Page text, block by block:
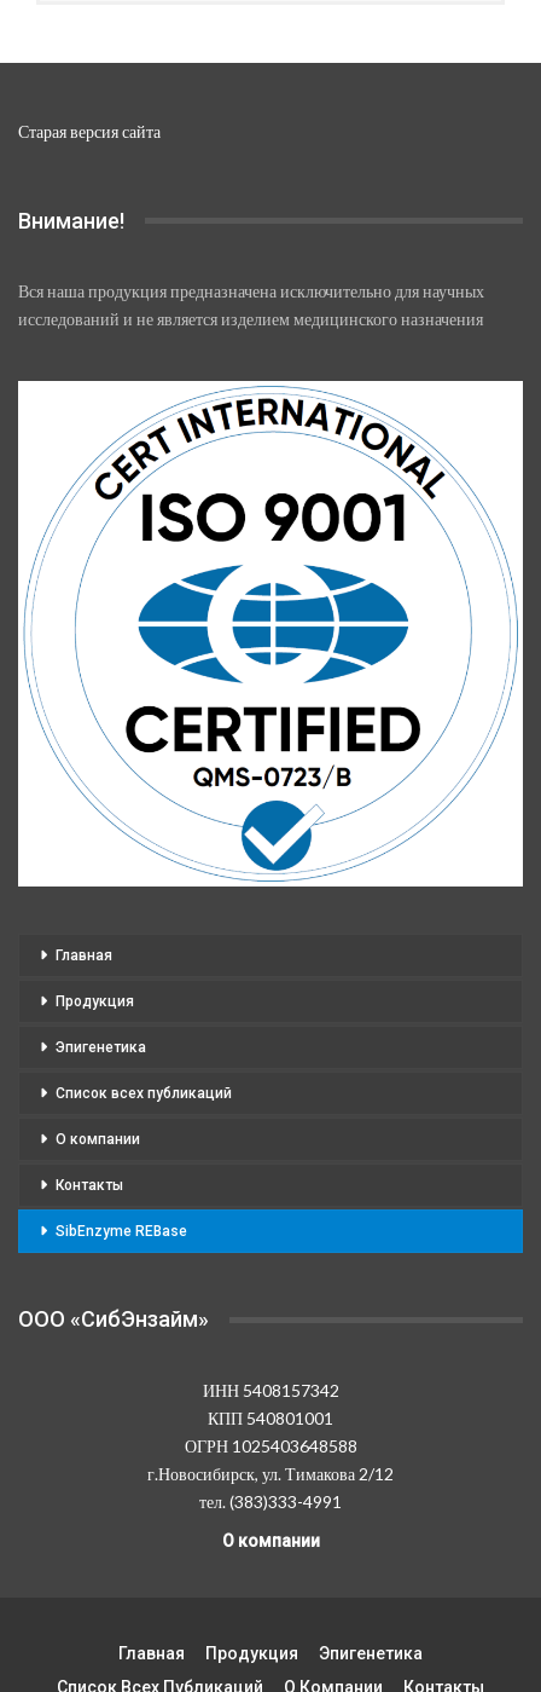
Старая версия сайта
Внимание!
Вся наша продукция предназначена исключительно для научных
исследований и не является изделием медицинского назначения
Главная
Продукция
Эпигенетика
Список всех публикаций
О компании
Контакты
SibEnzyme REBase
OOO «СибЭнзайм»
ИНН 5408157342
КПП 540801001
ОГРН 1025403648588
г.Новосибирск, ул. Тимакова 2/12
тел. (383)333-4991
О компании
Главная Продукция
Эпигенетика
Список Всех Публикаций
О Компании Контакты